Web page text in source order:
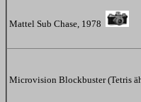
Mattel Sub Chase, 1978
Microvision Blockbuster (Tetris